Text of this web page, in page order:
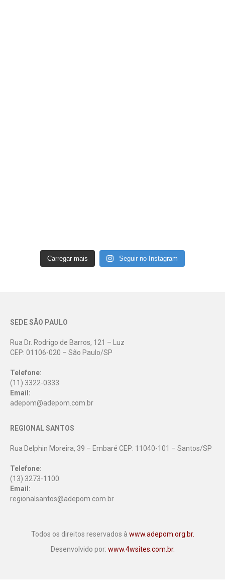
Carregar mais Seguir no Instagram
SEDE SÃO PAULO
Rua Dr. Rodrigo de Barros, 121 – Luz
CEP: 01106-020 – São Paulo/SP
Telefone:
(11) 3322-0333
Email:
adepom@adepom.com.br
REGIONAL SANTOS
Rua Delphin Moreira, 39 – Embaré CEP: 11040-101 – Santos/SP
Telefone:
(13) 3273-1100
Email:
regionalsantos@adepom.com.br
Todos os direitos reservados à www.adepom.org.br.
Desenvolvido por: www.4wsites.com.br.